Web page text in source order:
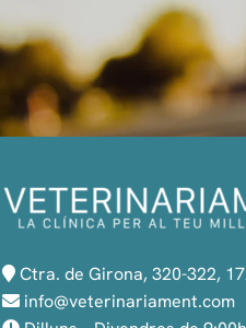
Ctra. de Girona, 320-322,
info@veterinariament.com